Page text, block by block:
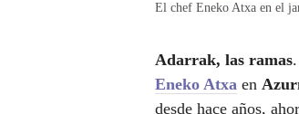
El chef Eneko Atxa en el
Adarrak, las ramas
Eneko Atxa en
desde hace años,